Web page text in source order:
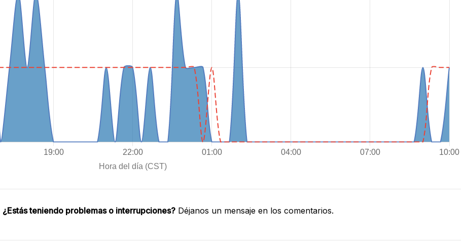
¿Estás teniendo problemas o interrupciones? Déjanos un mensaje en los comentarios.